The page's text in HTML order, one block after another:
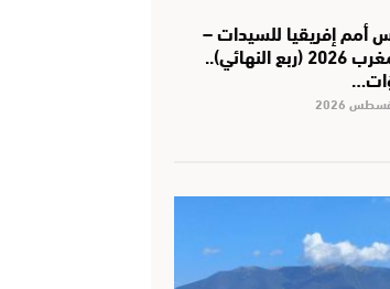
أمم إفريقيا للسيدات –
المغرب 2026 (ربع النهائي)..